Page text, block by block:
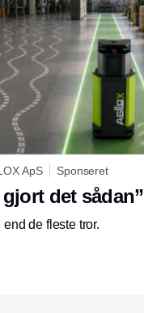
ApS Sponseret
det sådan”
de fleste tror.